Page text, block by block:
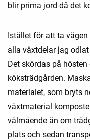
blir prima jord då det
Istället för att ta
alla växtdelar jag
Det skördas på
köksträdgården.
materialet, som bryts
växtmaterial
välmående än om
plats och sedan